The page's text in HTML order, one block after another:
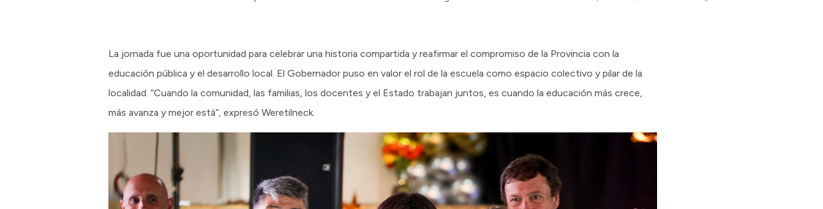
La jornada fue una oportunidad para celebrar una historia compartida y reafirmar el compromiso de la Provincia con la
educación pública y el desarrollo local. El Gobernador puso en valor el rol de la escuela como espacio colectivo y pilar de la
localidad. “Cuando la comunidad, las familias, los docentes y el Estado trabajan juntos, es cuando la educación más crece,
más avanza y mejor está”, expresó Weretilneck.